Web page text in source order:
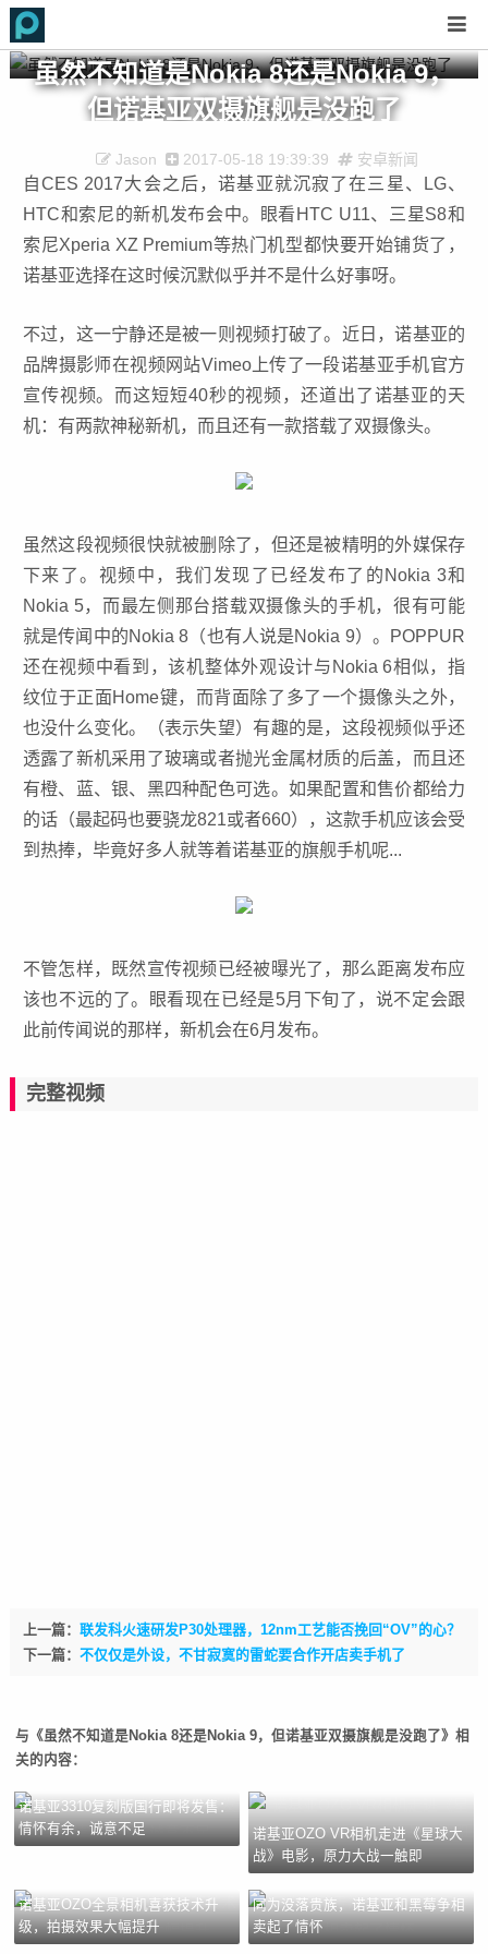
虽然不知道是Nokia 8还是Nokia 9，
但诺基亚双摄旗舰是没跑了
Jason 2017-05-18 19:39:39 安卓新闻
自CES 2017大会之后，诺基亚就沉寂了在三星、LG、
HTC和索尼的新机发布会中。眼看HTC U11、三星S8和
索尼Xperia XZ Premium等热门机型都快要开始铺货了，
诺基亚选择在这时候沉默似乎并不是什么好事呀。
不过，这一宁静还是被一则视频打破了。近日，诺基亚的
品牌摄影师在视频网站Vimeo上传了一段诺基亚手机官方
宣传视频。而这短短40秒的视频，还道出了诺基亚的天
机：有两款神秘新机，而且还有一款搭载了双摄像头。
虽然这段视频很快就被删除了，但还是被精明的外媒保存
下来了。视频中，我们发现了已经发布了的Nokia 3和
Nokia 5，而最左侧那台搭载双摄像头的手机，很有可能
就是传闻中的Nokia 8（也有人说是Nokia 9）。POPPUR
还在视频中看到，该机整体外观设计与Nokia 6相似，指
纹位于正面Home键，而背面除了多了一个摄像头之外，
也没什么变化。（表示失望）有趣的是，这段视频似乎还
透露了新机采用了玻璃或者抛光金属材质的后盖，而且还
有橙、蓝、银、黑四种配色可选。如果配置和售价都给力
的话（最起码也要骁龙821或者660），这款手机应该会受
到热捧，毕竟好多人就等着诺基亚的旗舰手机呢...
不管怎样，既然宣传视频已经被曝光了，那么距离发布应
该也不远的了。眼看现在已经是5月下旬了，说不定会跟
此前传闻说的那样，新机会在6月发布。
完整视频
上一篇： 联发科火速研发P30处理器，12nm工艺能否挽回“OV”的心？
下一篇： 不仅仅是外设，不甘寂寞的雷蛇要合作开店卖手机了
与《虽然不知道是Nokia 8还是Nokia 9，但诺基亚双摄旗舰是没跑了》相
关的内容：
诺基亚3310复刻版国行即将发售：
情怀有余，诚意不足
诺基亚OZO VR相机走进《星球大
战》电影，原力大战一触即
诺基亚OZO全景相机喜获技术升
级，拍摄效果大幅提升
同为没落贵族，诺基亚和黑莓争相
卖起了情怀